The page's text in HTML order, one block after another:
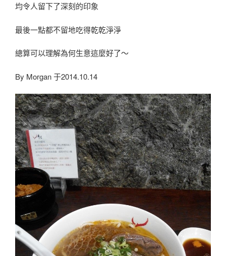
均令人留下了深刻的印象
最後一點都不留地吃得乾乾淨淨
總算可以理解為何生意這麼好了～
By Morgan 于2014.10.14